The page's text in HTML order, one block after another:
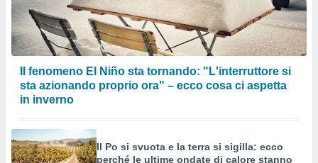
Il fenomeno El Niño sta tornando: "L'interruttore si
sta azionando proprio ora" – ecco cosa ci aspetta
in inverno
Il Po si svuota e la terra si sigilla: ecco
perché le ultime ondate di calore stanno